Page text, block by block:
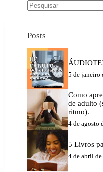
Posts
5 de janeiro
Como
de adulto
ritmo).
4 de agosto
5 Livros
4 de abril